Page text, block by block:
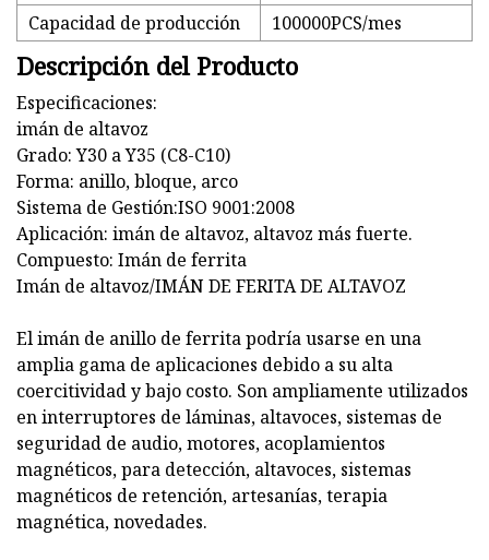
Capacidad de producción
100000PCS/mes
Descripción del Producto
Especificaciones:
imán de altavoz
Grado: Y30 a Y35 (C8-C10)
Forma: anillo, bloque, arco
Sistema de Gestión:ISO 9001:2008
Aplicación: imán de altavoz, altavoz más fuerte.
Compuesto: Imán de ferrita
Imán de altavoz/IMÁN DE FERITA DE ALTAVOZ
El imán de anillo de ferrita podría usarse en una
amplia gama de aplicaciones debido a su alta
coercitividad y bajo costo. Son ampliamente utilizados
en interruptores de láminas, altavoces, sistemas de
seguridad de audio, motores, acoplamientos
magnéticos, para detección, altavoces, sistemas
magnéticos de retención, artesanías, terapia
magnética, novedades.